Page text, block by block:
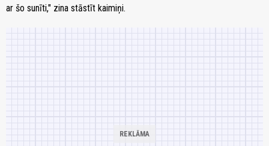
ar šo sunīti," zina stāstīt kaimiņi.